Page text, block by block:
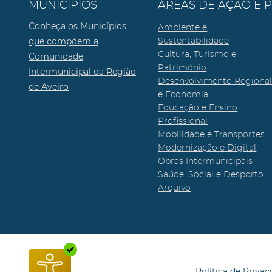
MUNICÍPIOS
Conheça os Municípios
que compõem a
Comunidade
Intermunicipal da Região
de Aveiro
ÁREAS DE AÇÃO E
Ambiente e
Sustentabilidade
Cultura, Turismo e
Património
Desenvolvimento Regional
e Economia
Educação e Ensino
Profissional
Mobilidade e Transportes
Modernização e Digital
Obras Intermunicipais
Saúde, Social e Desporto
Arquivo